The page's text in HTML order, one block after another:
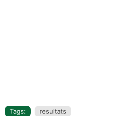
Tags: resultats